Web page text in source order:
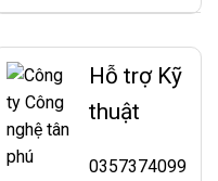
Hỗ trợ Kỹ
thuật
0357374099